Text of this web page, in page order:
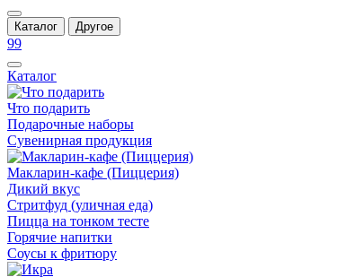
Каталог Другое
99
Каталог
Что подарить
Подарочные наборы
Сувенирная продукция
Макларин-кафе (Пиццерия)
Дикий вкус
Стритфуд (уличная еда)
Пицца на тонком тесте
Горячие напитки
Соусы к фритюру